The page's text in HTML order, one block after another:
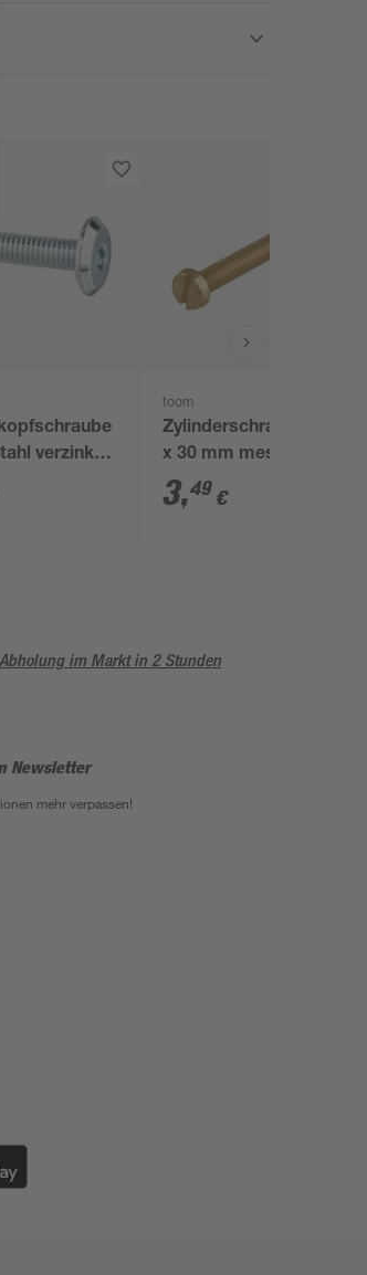
verzinkt 6
Stück
toom
Zylinderschraube M5
x 30 mm messing DIN
84 4 Stück
3,49 €
Abholung im Markt in 2 Stunden
Newsletter
mehr verpassen!